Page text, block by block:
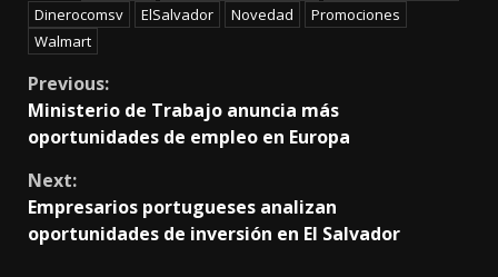
Dinerocomsv
ElSalvador Novedad
Promociones
Walmart
Continue
Reading
Previous:
Ministerio de Trabajo anuncia más
oportunidades de empleo en Europa
Next:
Empresarios portugueses analizan
oportunidades de inversión en El Salvador